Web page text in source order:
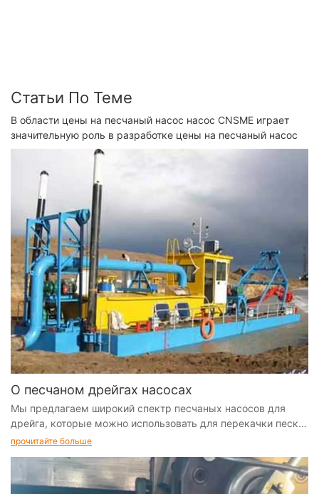
Статьи По Теме
В области цены на песчаный насос насос CNSME играет
значительную роль в разработке цены на песчаный насос
О песчаном дрейгах насосах
Мы предлагаем широкий спектр песчаных насосов для
дрейга, которые можно использовать для перекачки песка.
Смесь песка и воды с твердыми веществами до 70%
прочитайте больше